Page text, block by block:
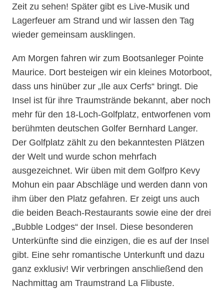
Zeit zu sehen! Später gibt es Live-Musik und
Lagerfeuer am Strand und wir lassen den Tag
wieder gemeinsam ausklingen.
Am Morgen fahren wir zum Bootsanleger Pointe
Maurice. Dort besteigen wir ein kleines Motorboot,
dass uns hinüber zur „Ile aux Cerfs“ bringt. Die
Insel ist für ihre Traumstrände bekannt, aber noch
mehr für den 18-Loch-Golfplatz, entworfenen vom
berühmten deutschen Golfer Bernhard Langer.
Der Golfplatz zählt zu den bekanntesten Plätzen
der Welt und wurde schon mehrfach
ausgezeichnet. Wir üben mit dem Golfpro Kevy
Mohun ein paar Abschläge und werden dann von
ihm über den Platz gefahren. Er zeigt uns auch
die beiden Beach-Restaurants sowie eine der drei
„Bubble Lodges“ der Insel. Diese besonderen
Unterkünfte sind die einzigen, die es auf der Insel
gibt. Eine sehr romantische Unterkunft und dazu
ganz exklusiv! Wir verbringen anschließend den
Nachmittag am Traumstrand La Flibuste.